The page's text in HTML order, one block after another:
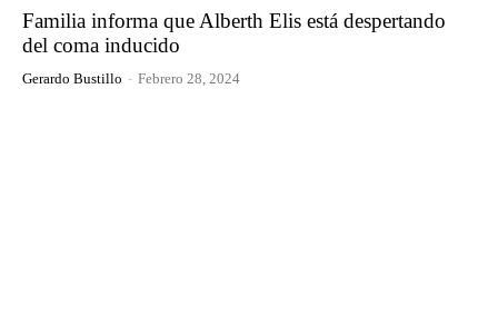
Familia informa que Alberth Elis está despertando
del coma inducido
Gerardo Bustillo - Febrero 28, 2024